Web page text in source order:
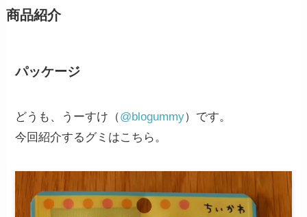
商品紹介
パッケージ
どうも、うーすけ（@blogummy）です。
今回紹介するグミはこちら。